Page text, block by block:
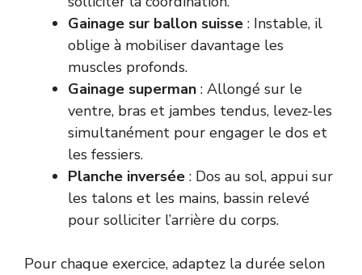
Gainage sur ballon suisse : Instable, il
oblige à mobiliser davantage les
muscles profonds.
Gainage superman : Allongé sur le
ventre, bras et jambes tendus, levez-les
simultanément pour engager le dos et
les fessiers.
Planche inversée : Dos au sol, appui sur
les talons et les mains, bassin relevé
pour solliciter l’arrière du corps.
Pour chaque exercice, adaptez la durée selon